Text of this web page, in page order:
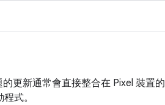
更新通常會直接整合在 Pixel 裝置的
式。